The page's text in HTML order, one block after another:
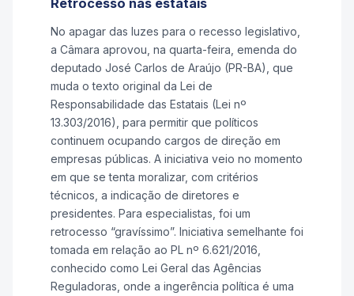
No apagar das luzes para o recesso legislativo,
a Câmara aprovou, na quarta-feira, emenda do
deputado José Carlos de Araújo (PR-BA), que
muda o texto original da Lei de
Responsabilidade das Estatais (Lei nº
13.303/2016), para permitir que políticos
continuem ocupando cargos de direção em
empresas públicas. A iniciativa veio no momento
em que se tenta moralizar, com critérios
técnicos, a indicação de diretores e
presidentes. Para especialistas, foi um
retrocesso “gravíssimo”. Iniciativa semelhante foi
tomada em relação ao PL nº 6.621/2016,
conhecido como Lei Geral das Agências
Reguladoras, onde a ingerência política é uma